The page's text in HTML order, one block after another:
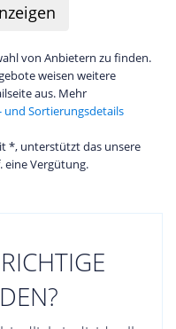
von Anbietern zu finden.
weisen weitere
aus. Mehr
und Sortierungsdetails
*, unterstützt das unsere
Vergütung.